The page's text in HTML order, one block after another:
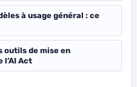
à usage général : ce
outils de mise en
Act